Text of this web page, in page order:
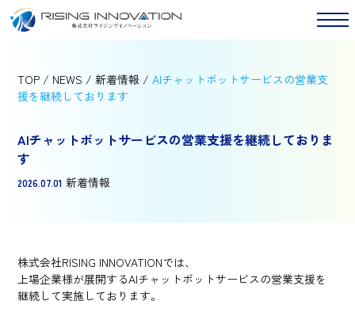
TOP / NEWS / 新着情報 / AIチャットボットサービスの営業支
援を継続しております
AIチャットボットサービスの営業支援を継続しておりま
す
2026.07.01 新着情報
株式会社RISING INNOVATIONでは、
上場企業様が展開するAIチャットボットサービスの営業支援を
継続して実施しております。